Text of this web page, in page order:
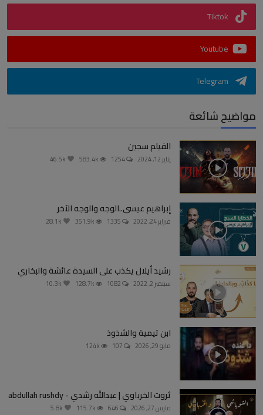
Tiktok
Youtube
Telegram
مواضيح شائعة
الفيلم سجين
يناير 12, 2024
إبراهيم عيسى..الوجه والوجه الآخر
فبراير 24, 2022
رشيد أيلال يكذب على السيدة عائشة والبخاري
سبتمبر 2, 2022
ابن تيمية والشذوذ
مايو 29, 2026
ثروت الخرباوي | عبدالله رشدي - abdullah rushdy
مارس 27, 2026